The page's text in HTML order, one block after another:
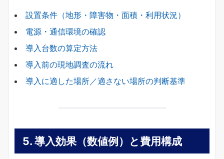
設置条件（地形・障害物・面積・利用状況）
電源・通信環境の確認
導入台数の算定方法
導入前の現地調査の流れ
導入に適した場所／適さない場所の判断基準
5.導入効果（数値例）と費用構成